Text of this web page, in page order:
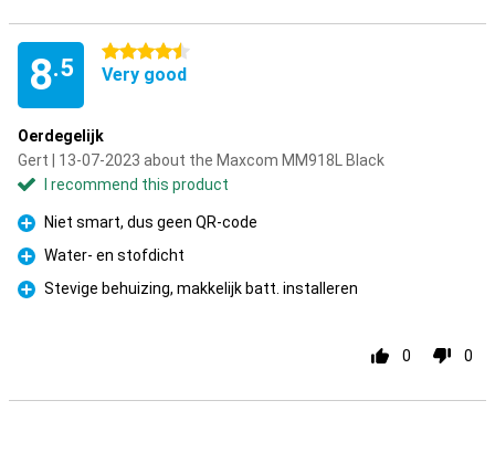
8.5
4.5 stars
Very good
Oerdegelijk
Gert | 13-07-2023 about the Maxcom MM918L Black
I recommend this product
Pro
Niet smart, dus geen QR-code
Pro
Water- en stofdicht
Pro
Stevige behuizing, makkelijk batt. installeren
0 0